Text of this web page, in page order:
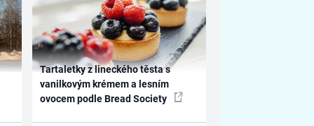
Tartaletky z lineckého těsta s
vanilkovým krémem a lesním
ovocem podle Bread Society